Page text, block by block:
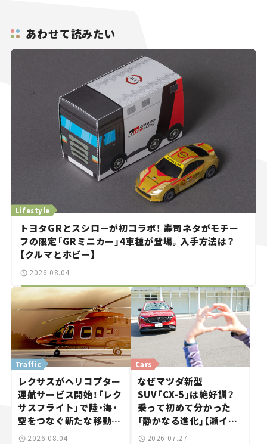
あわせて読みたい
Lifestyle
トヨタGRとスシローが初コラボ！ 寿司ネタがモチー
フの限定「GRミニカー」4車種が登場。入手方法は？
【クルマとホビー】
2026.08.04
Traffic
レクサスがヘリコプター
運航サービス開始！「レク
サスフライト」で陸・海・
空をつなぐ新たな移動体
験とは
2026.08.04
Cars
なぜマツダ新型
SUV「CX-5」は絶好調？
乗って初めて分かった
「静かなる進化」【瀬イオ
ナの試乗レビュー】
2026.07.27